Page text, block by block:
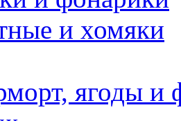
и хомяки
ягоды и